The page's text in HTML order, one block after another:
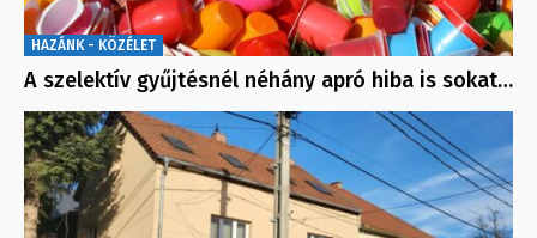
HAZÁNK - KÖZÉLET
A szelektív gyűjtésnél néhány apró hiba is sokat…